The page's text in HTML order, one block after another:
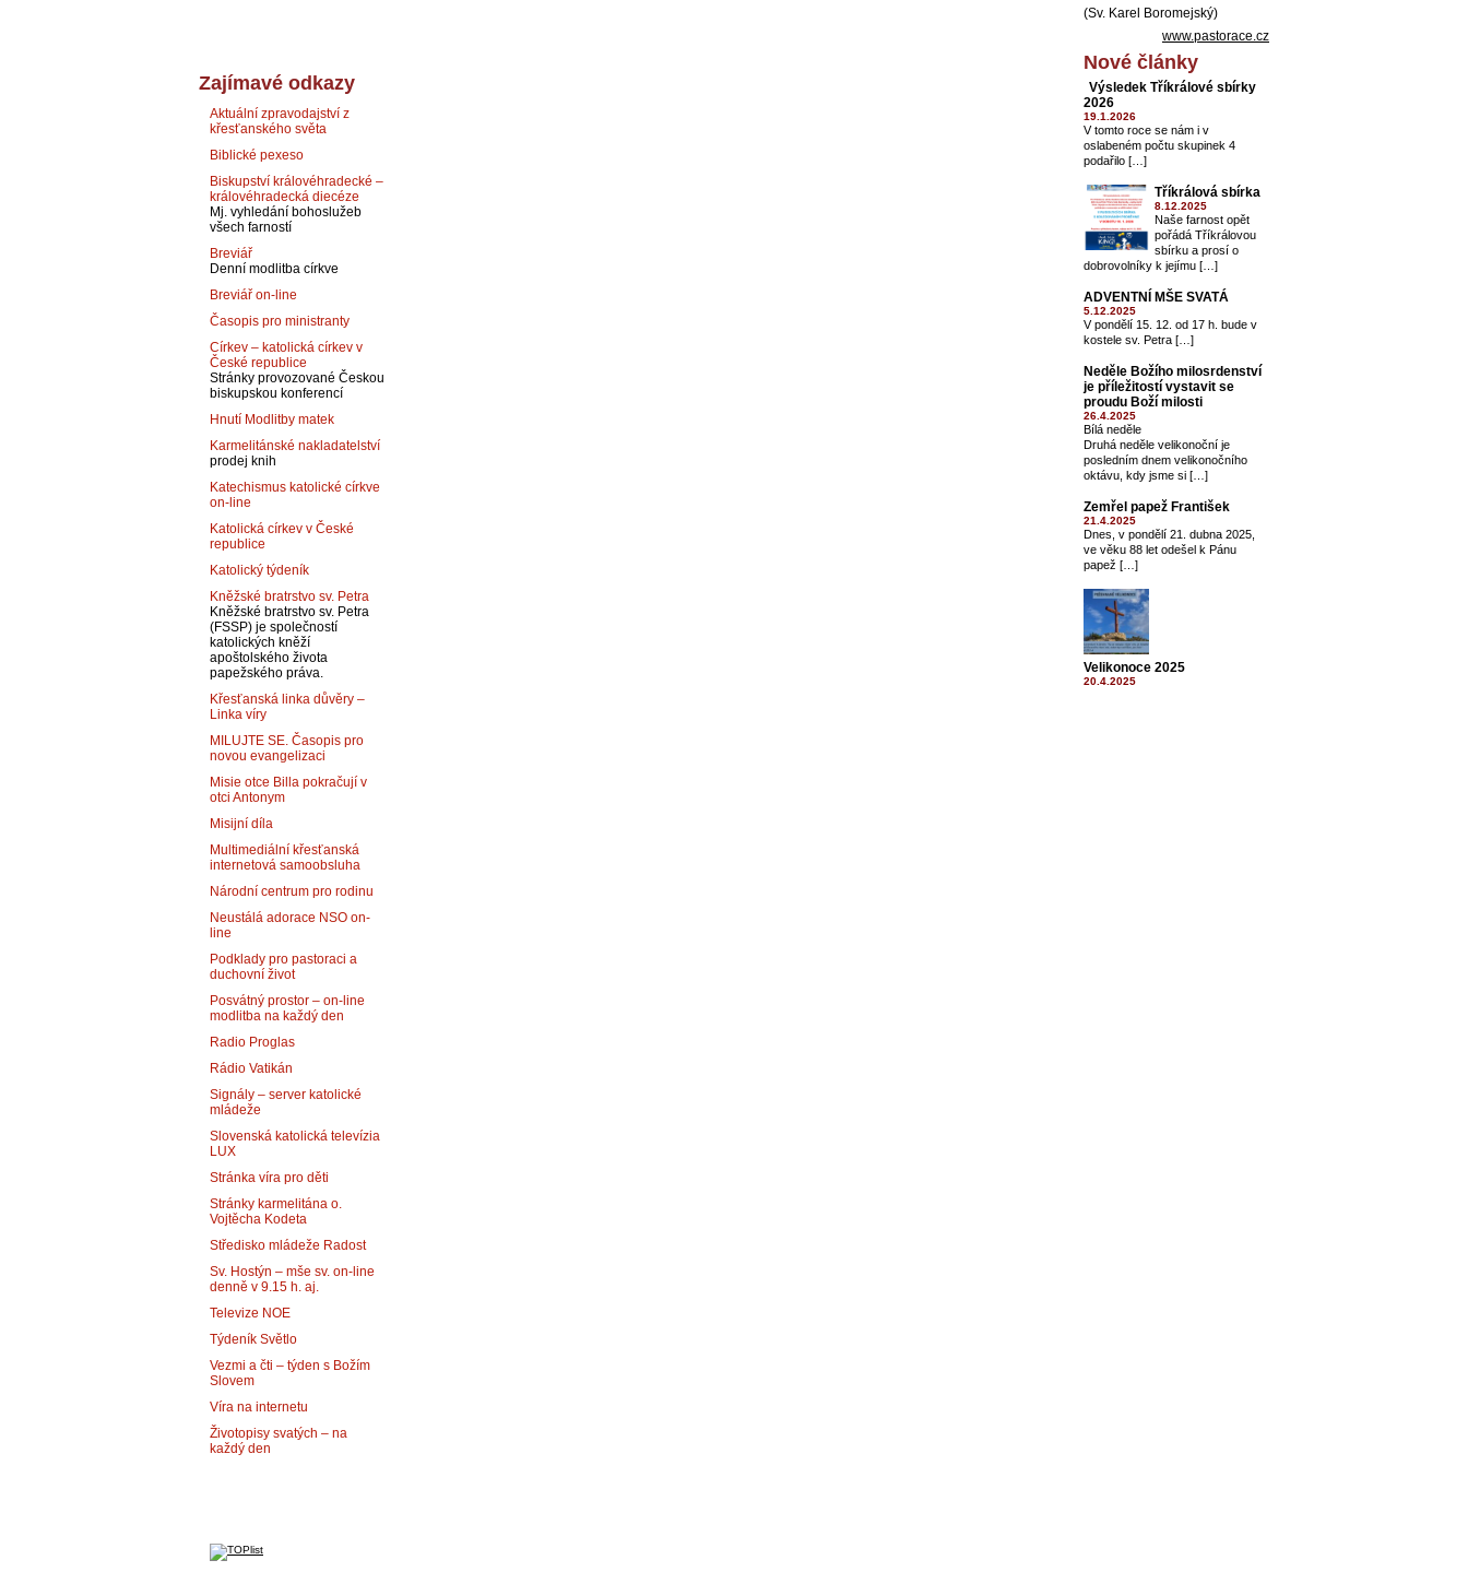
Zajímavé odkazy
Aktuální zpravodajství z
křesťanského světa
Biblické pexeso
Biskupství královéhradecké –
královéhradecká diecéze
Mj. vyhledání bohoslužeb
všech farností
Breviář
Denní modlitba církve
Breviář on-line
Časopis pro ministranty
Církev – katolická církev v
České republice
Stránky provozované Českou
biskupskou konferencí
Hnutí Modlitby matek
Karmelitánské nakladatelství
prodej knih
Katechismus katolické církve
on-line
Katolická církev v České
republice
Katolický týdeník
Kněžské bratrstvo sv. Petra
Kněžské bratrstvo sv. Petra
(FSSP) je společností
katolických kněží
apoštolského života
papežského práva.
Křesťanská linka důvěry –
Linka víry
MILUJTE SE. Časopis pro
novou evangelizaci
Misie otce Billa pokračují v
otci Antonym
Misijní díla
Multimediální křesťanská
internetová samoobsluha
Národní centrum pro rodinu
Neustálá adorace NSO on-
line
Podklady pro pastoraci a
duchovní život
Posvátný prostor – on-line
modlitba na každý den
Radio Proglas
Rádio Vatikán
Signály – server katolické
mládeže
Slovenská katolická televízia
LUX
Stránka víra pro děti
Stránky karmelitána o.
Vojtěcha Kodeta
Středisko mládeže Radost
Sv. Hostýn – mše sv. on-line
denně v 9.15 h. aj.
Televize NOE
Týdeník Světlo
Vezmi a čti – týden s Božím
Slovem
Víra na internetu
Životopisy svatých – na
každý den
(Sv. Karel Boromejský)
www.pastorace.cz
Nové články
Výsledek Tříkrálové sbírky
2026
19.1.2026
V tomto roce se nám i v
oslabeném počtu skupinek 4
podařilo […]
Tříkrálová sbírka
8.12.2025
Naše farnost opět
pořádá Tříkrálovou
sbírku a prosí o
dobrovolníky k jejímu […]
ADVENTNÍ MŠE SVATÁ
5.12.2025
V pondělí 15. 12. od 17 h. bude v
kostele sv. Petra […]
Neděle Božího milosrdenství
je příležitostí vystavit se
proudu Boží milosti
26.4.2025
Bílá neděle
Druhá neděle velikonoční je
posledním dnem velikonočního
oktávu, kdy jsme si […]
Zemřel papež František
21.4.2025
Dnes, v pondělí 21. dubna 2025,
ve věku 88 let odešel k Pánu
papež […]
Velikonoce 2025
20.4.2025